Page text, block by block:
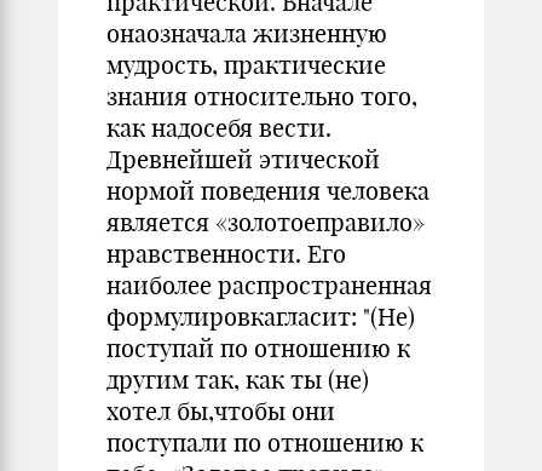
онаозначала жизненную
мудрость, практические
знания относительно того,
как надосебя вести.
Древнейшей этической
нормой поведения человека
является «золотоеправило»
нравственности. Его
наиболее распространенная
формулировкагласит: "(Не)
поступай по отношению к
другим так, как ты (не)
хотел бы,чтобы они
поступали по отношению к